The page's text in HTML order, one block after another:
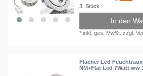
3 Stück
In den
*inkl. ges. MwSt. zzgl.
Flacher Led
NM+Flat Led 7Watt ww